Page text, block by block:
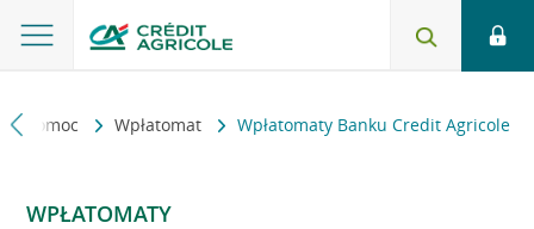
i pomoc Wpłatomat Wpłatomaty Banku Credit Agricole
WPŁATOMATY